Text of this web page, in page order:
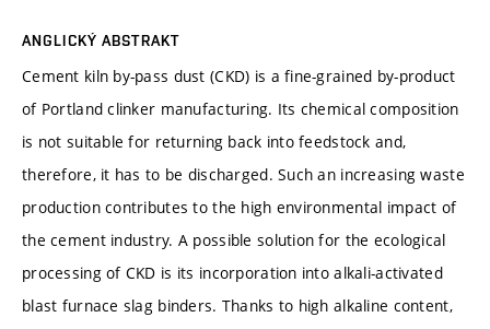
ANGLICKÝ ABSTRAKT
Cement kiln by-pass dust (CKD) is a fine-grained by-product
of Portland clinker manufacturing. Its chemical composition
is not suitable for returning back into feedstock and,
therefore, it has to be discharged. Such an increasing waste
production contributes to the high environmental impact of
the cement industry. A possible solution for the ecological
processing of CKD is its incorporation into alkali-activated
blast furnace slag binders. Thanks to high alkaline content,